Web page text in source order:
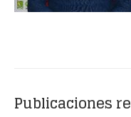
Publicaciones